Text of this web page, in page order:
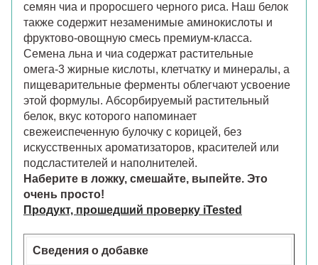
семян чиа и проросшего черного риса. Наш белок
также содержит незаменимые аминокислоты и
фруктово-овощную смесь премиум-класса.
Семена льна и чиа содержат растительные
омега-3 жирные кислоты, клетчатку и минералы, а
пищеварительные ферменты облегчают усвоение
этой формулы. Абсорбируемый растительный
белок, вкус которого напоминает
свежеиспеченную булочку с корицей, без
искусственных ароматизаторов, красителей или
подсластителей и наполнителей.
Наберите в ложку, смешайте, выпейте. Это
очень просто!
Продукт, прошедший проверку iTested
Сведения о добавке